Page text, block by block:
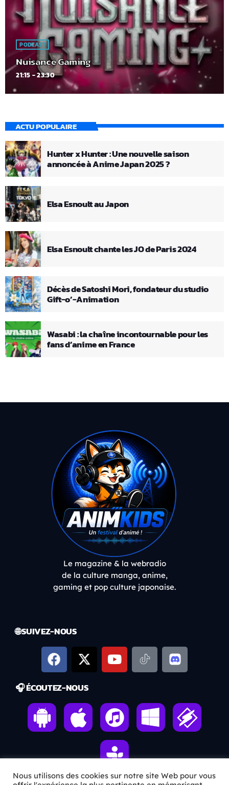
PODCAST
Nuisance Gaming
21:15 - 23:30
ACTU POPULAIRE
Hunter x Hunter : Une nouvelle saison
annoncée à Anime Japan 2025 ?
Elsa Esnoult au Japon
Elsa Esnoult chante les JO de Paris 2024
Décès de Satoshi Mori, fondateur du studio
Gift-o’-Animation
Wasabi : la chaîne incontournable pour les
fans d’anime en France
Le magazine & la webradio
de la culture manga, anime,
gaming et pop culture japonaise.
🌐 SUIVEZ-NOUS
🎧 ÉCOUTEZ-NOUS
Nous utilisons des cookies sur notre site Web pour vous